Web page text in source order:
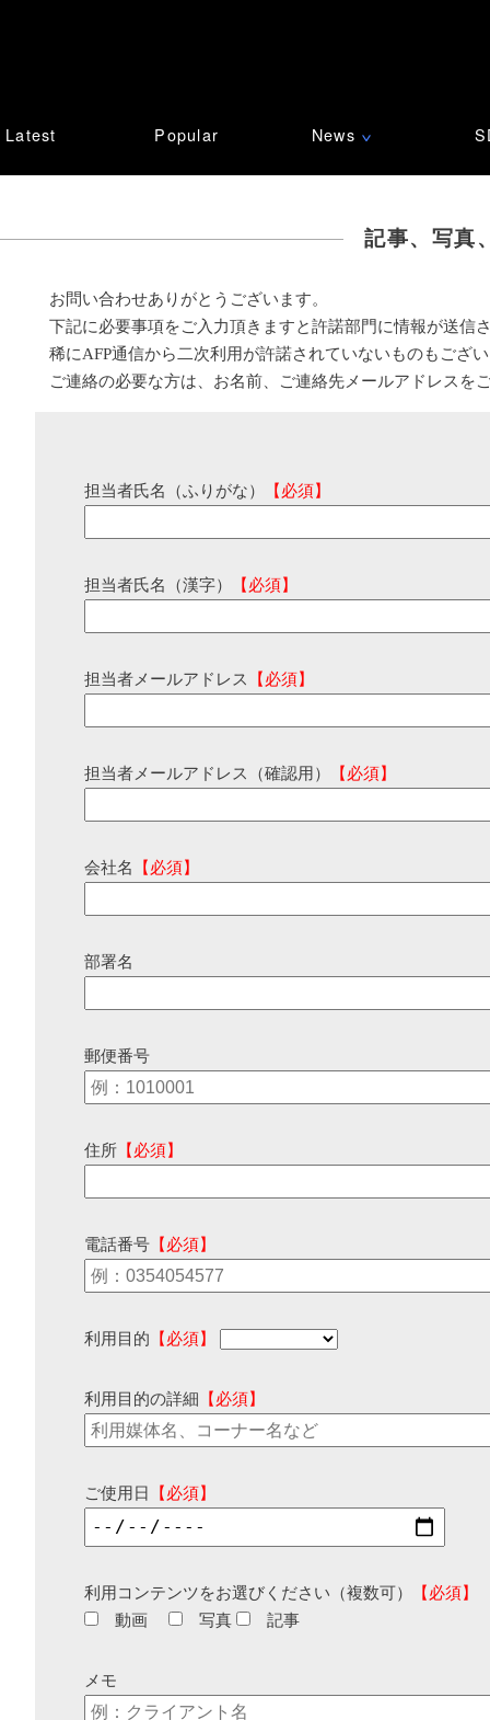
Latest Popular News ∨
記事、写真
お問い合わせありがとうございます。
下記に必要事項をご入力頂きますと許諾部門に情報が送信
稀にAFP通信から二次利用が許諾されていないものもござ
ご連絡の必要な方は、お名前、ご連絡先メールアドレスを
担当者氏名（ふりがな） 【必須】
担当者氏名（漢字） 【必須】
担当者メールアドレス 【必須】
担当者メールアドレス（確認用） 【必須】
会社名 【必須】
部署名
郵便番号
住所 【必須】
電話番号 【必須】
利用目的 【必須】
利用目的の詳細 【必須】
ご使用日 【必須】
利用コンテンツをお選びください（複数可）
【必須】
動画
写真 記事
メモ